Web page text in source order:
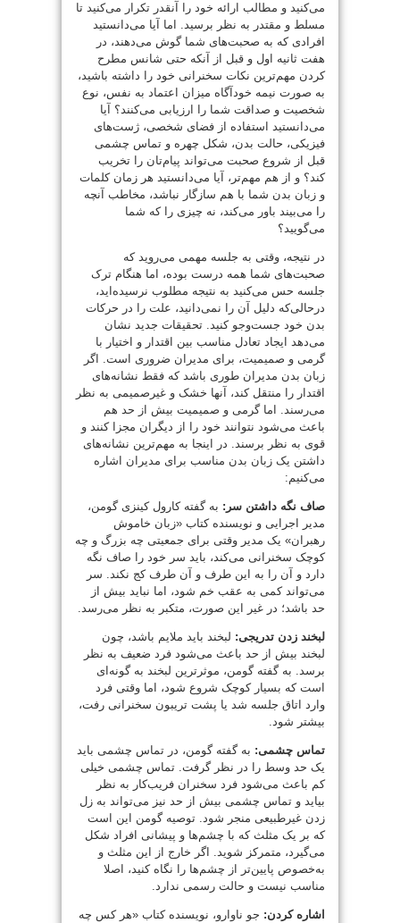
می‌کنید و مطالب ارائه خود را آنقدر تکرار می‌کنید تا
مسلط و مقتدر به نظر برسید. اما آیا می‌دانستید
افرادی که به صحبت‌های شما گوش می‌دهند، در
هفت ثانیه اول و قبل از آنکه حتی شانس مطرح
کردن مهم‌ترین نکات سخنرانی خود را داشته باشید،
به صورت نیمه خودآگاه میزان اعتماد به نفس، نوع
شخصیت و صداقت شما را ارزیابی می‌کنند؟ آیا
می‌دانستید استفاده از فضای شخصی، ژست‌های
فیزیکی، حالت بدن، شکل چهره و تماس چشمی
قبل از شروع صحبت می‌تواند پیام‌تان را تخریب
کند؟ و از هم مهم‌تر، آیا می‌دانستید هر زمان کلمات
و زبان بدن شما با هم سازگار نباشد، مخاطب آنچه
را می‌بیند باور می‌کند، نه چیزی را که شما
می‌گویید؟
در نتیجه، وقتی به جلسه مهمی می‌روید که
صحبت‌های شما همه درست بوده، اما هنگام ترک
جلسه حس می‌کنید به نتیجه مطلوب نرسیده‌اید،
درحالی‌که دلیل آن را نمی‌دانید، علت را در حرکات
بدن خود جست‌وجو کنید. تحقیقات جدید نشان
می‌دهد ایجاد تعادل مناسب بین اقتدار و اختیار با
گرمی و صمیمیت، برای مدیران ضروری است. اگر
زبان بدن مدیران طوری باشد که فقط نشانه‌های
اقتدار را منتقل کند، آنها خشک و غیرصمیمی به نظر
می‌رسند. اما گرمی و صمیمیت بیش از حد هم
باعث می‌شود نتوانند خود را از دیگران مجزا کنند و
قوی به نظر برسند. در اینجا به مهم‌ترین نشانه‌های
داشتن یک زبان بدن مناسب برای مدیران اشاره
می‌کنیم:
صاف نگه داشتن سر: به گفته کارول کینزی گومن،
مدیر اجرایی و نویسنده کتاب «زبان خاموش
رهبران» یک مدیر وقتی برای جمعیتی چه بزرگ و چه
کوچک سخنرانی می‌کند، باید سر خود را صاف نگه
دارد و آن را به این طرف و آن طرف کج نکند. سر
می‌تواند کمی به عقب خم شود، اما نباید بیش از
حد باشد؛ در غیر این صورت، متکبر به نظر می‌رسد.
لبخند زدن تدریجی: لبخند باید ملایم باشد، چون
لبخند بیش از حد باعث می‌شود فرد ضعیف به نظر
برسد. به گفته گومن، موثرترین لبخند به گونه‌‌ای
است که بسیار کوچک شروع شود، اما وقتی فرد
وارد اتاق جلسه شد یا پشت تریبون سخنرانی رفت،
بیشتر شود.
تماس چشمی: به گفته گومن، در تماس چشمی باید
یک حد وسط را در نظر گرفت. تماس چشمی خیلی
کم باعث می‌شود فرد سخنران فریب‌کار به نظر
بیاید و تماس چشمی بیش از حد نیز می‌تواند به زل
زدن غیرطبیعی منجر شود. توصیه گومن این است
که بر یک مثلث که با چشم‌ها و پیشانی افراد شکل
می‌گیرد، متمرکز شوید. اگر خارج از این مثلث و
به‌خصوص پایین‌تر از چشم‌ها را نگاه کنید، اصلا
مناسب نیست و حالت رسمی ندارد.
اشاره کردن: جو ناوارو، نویسنده کتاب «هر کس چه